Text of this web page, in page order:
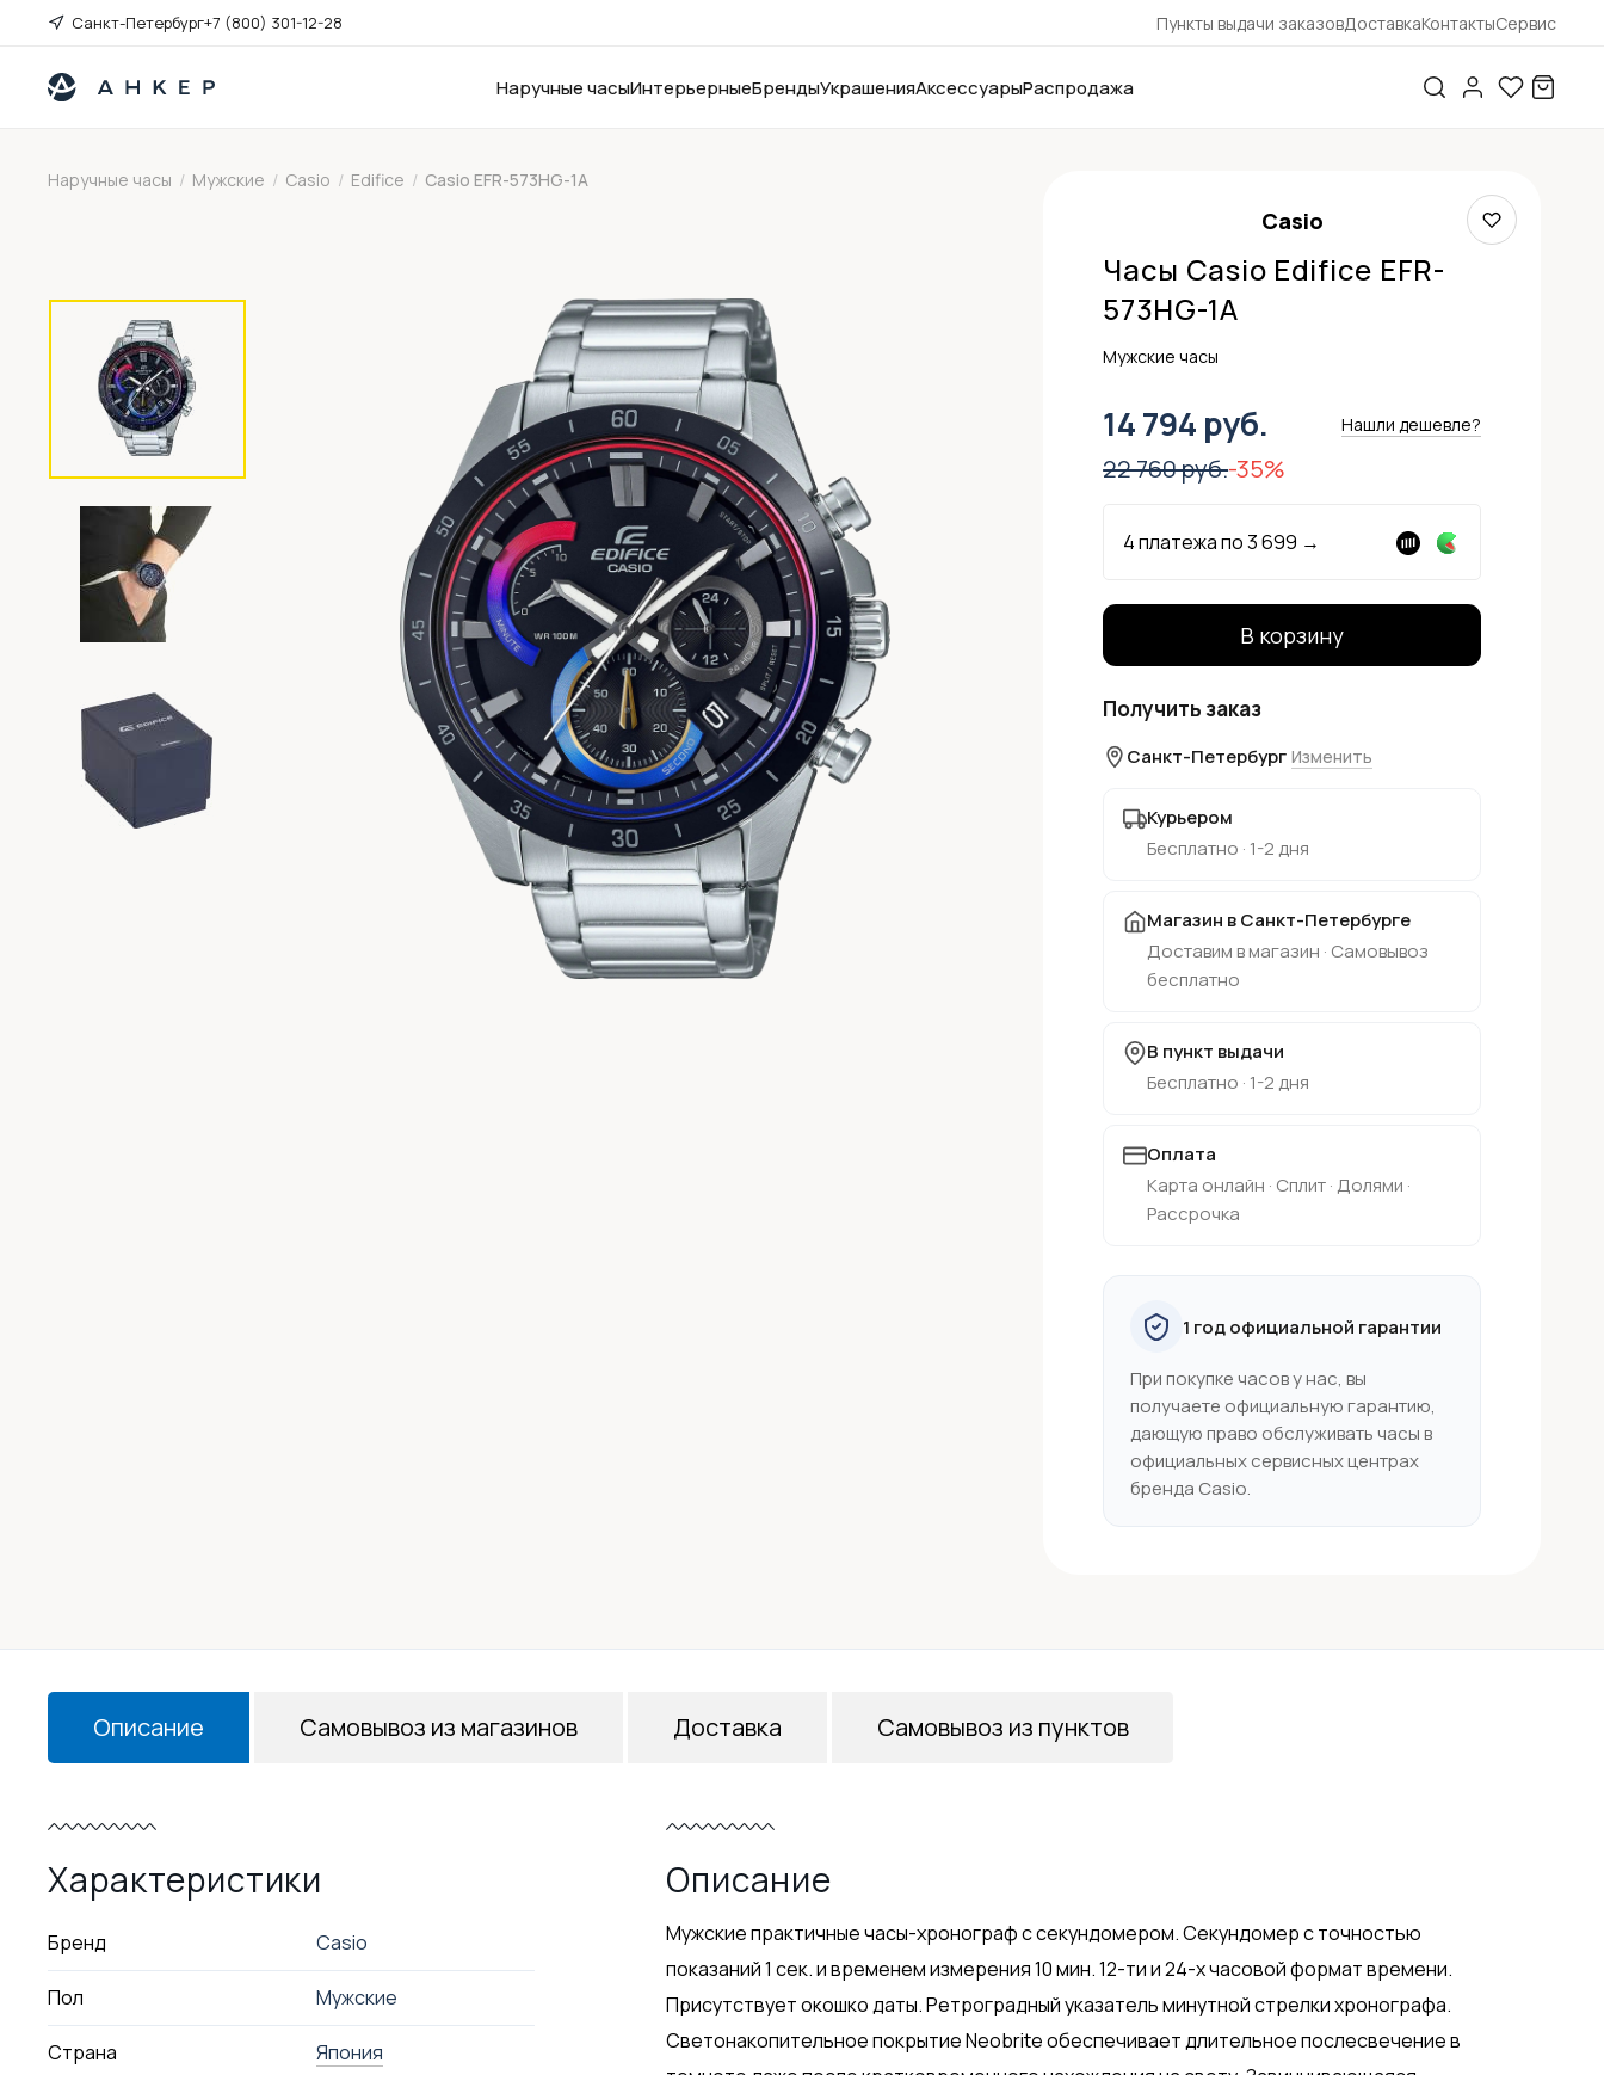
Санкт-Петербург+7 (800) 301-12-28 Пункты выдачи заказовДоставкаКонтактыСервис
Наручные часыИнтерьерныеБрендыУкрашенияАксессуарыРаспродажа
Наручные часы / Мужские / Casio / Edifice / Casio EFR-573HG-1A
Casio
Часы Casio Edifice EFR-
573HG-1A
Мужские часы
14 794 руб. Нашли дешевле?
22 760 руб.-35%
4 платежа по3 699 →
В корзину
Получить заказ
Санкт-Петербург Изменить
Курьером
Бесплатно · 1-2 дня
Магазин в Санкт-Петербурге
Доставим в магазин · Самовывоз
бесплатно
В пункт выдачи
Бесплатно · 1-2 дня
Оплата
Карта онлайн · Сплит · Долями ·
Рассрочка
1 год официальной гарантии
При покупке часов у нас, вы
получаете официальную гарантию,
дающую право обслуживать часы в
официальных сервисных центрах
бренда Casio.
Описание
Характеристики
Бренд Casio
Пол Мужские
Страна Япония
Описание
Мужские практичные часы-хронограф с секундомером. Секундомер с точностью
показаний 1 сек. и временем измерения 10 мин. 12-ти и 24-х часовой формат времени.
Присутствует окошко даты. Ретроградный указатель минутной стрелки хронографа.
Светонакопительное покрытие Neobrite обеспечивает длительное послесвечение в
Самовывоз из магазинов Доставка Самовывоз из пунктов